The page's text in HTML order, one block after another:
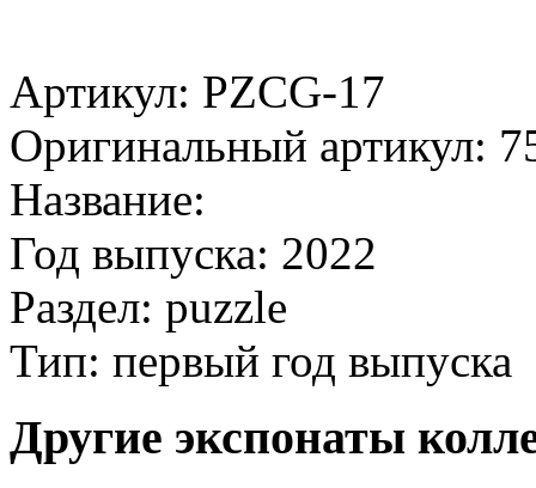
Артикул: PZCG-17
Оригинальный артикул:
Название:
Год выпуска: 2022
Раздел: puzzle
Тип: первый год выпуска
Другие экспонаты